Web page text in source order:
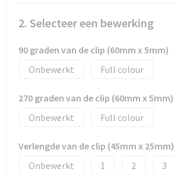
2. Selecteer een bewerking
90 graden van de clip (60mm x 5mm)
Onbewerkt
Full colour
270 graden van de clip (60mm x 5mm)
Onbewerkt
Full colour
Verlengde van de clip (45mm x 25mm)
Onbewerkt
1 2 3